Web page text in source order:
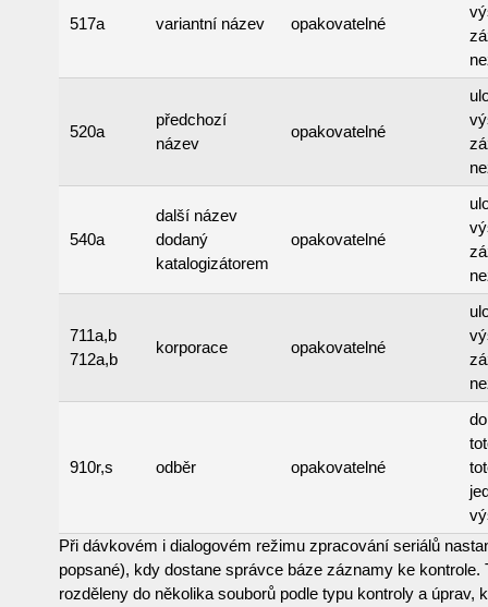
517a variantní název opakovatelné
520a
předchozí
název
opakovatelné
540a
další název
dodaný
katalogizátorem
opakovatelné
711a,b
712a,b
korporace opakovatelné
910r,s odběr opakovatelné
Při dávkovém i dialogovém režimu zpracování seriálů
popsané), kdy dostane správce báze záznamy ke kontrole.
rozděleny do několika souborů podle typu kontroly a úprav,